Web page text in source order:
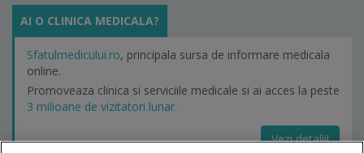
AI O CLINICA MEDICALA?
Sfatulmedicului.ro, principala sursa de informare medicala
online.
Promoveaza clinica si serviciile medicale si ai acces la peste
3 milioane de vizitatori lunar.
Vezi detalii!